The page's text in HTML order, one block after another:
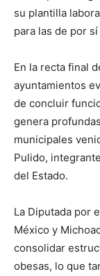
su plantilla
para las de por
En la recta final
ayuntamientos
de concluir
genera
municipales
Pulido,
del Estado.
La Diputada por
México y
consolidar
obesas, lo que